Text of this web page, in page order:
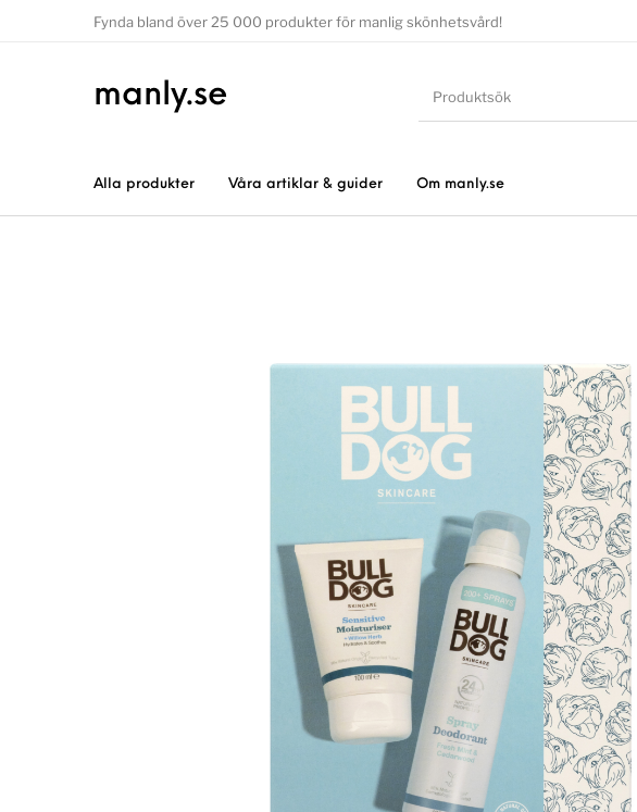
Fynda bland över 25 000 produkter för manlig skönhetsvård!
manly.se
Alla produkter Våra artiklar & guider Om manly.se